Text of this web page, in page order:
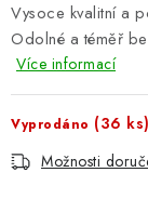
Nákup na splátky
Vysoce kvalitní a
Odolné a téměř
Více informací
Vyprodáno (36 ks)
Možnosti